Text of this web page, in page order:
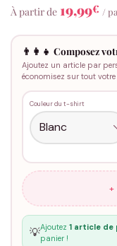
À partir de 19,99€ /
👨‍👩‍👧 Composez
Ajoutez un article par
économisez sur tout
Couleur du t-shirt
+
💡Ajoutez 1 article de
panier !